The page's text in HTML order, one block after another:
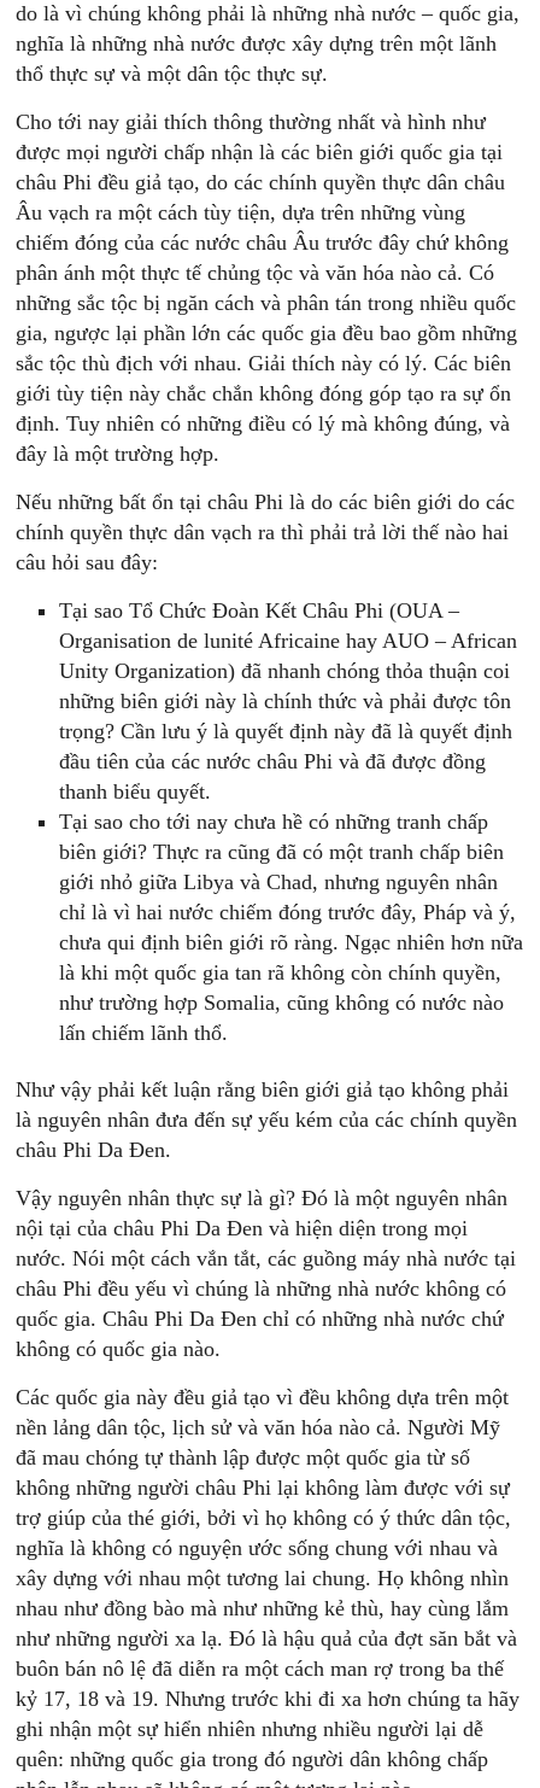
do là vì chúng không phải là những nhà nước – quốc gia,
nghĩa là những nhà nước được xây dựng trên một lãnh
thổ thực sự và một dân tộc thực sự.
Cho tới nay giải thích thông thường nhất và hình như
được mọi người chấp nhận là các biên giới quốc gia tại
châu Phi đều giả tạo, do các chính quyền thực dân châu
Âu vạch ra một cách tùy tiện, dựa trên những vùng
chiếm đóng của các nước châu Âu trước đây chứ không
phân ánh một thực tế chủng tộc và văn hóa nào cả. Có
những sắc tộc bị ngăn cách và phân tán trong nhiều quốc
gia, ngược lại phần lớn các quốc gia đều bao gồm những
sắc tộc thù địch với nhau. Giải thích này có lý. Các biên
giới tùy tiện này chắc chắn không đóng góp tạo ra sự ổn
định. Tuy nhiên có những điều có lý mà không đúng, và
đây là một trường hợp.
Nếu những bất ổn tại châu Phi là do các biên giới do các
chính quyền thực dân vạch ra thì phải trả lời thế nào hai
câu hỏi sau đây:
Tại sao Tổ Chức Đoàn Kết Châu Phi (OUA –
Organisation de lunité Africaine hay AUO – African
Unity Organization) đã nhanh chóng thỏa thuận coi
những biên giới này là chính thức và phải được tôn
trọng? Cần lưu ý là quyết định này đã là quyết định
đầu tiên của các nước châu Phi và đã được đồng
thanh biểu quyết.
Tại sao cho tới nay chưa hề có những tranh chấp
biên giới? Thực ra cũng đã có một tranh chấp biên
giới nhỏ giữa Libya và Chad, nhưng nguyên nhân
chỉ là vì hai nước chiếm đóng trước đây, Pháp và ý,
chưa qui định biên giới rõ ràng. Ngạc nhiên hơn nữa
là khi một quốc gia tan rã không còn chính quyền,
như trường hợp Somalia, cũng không có nước nào
lấn chiếm lãnh thổ.
Như vậy phải kết luận rằng biên giới giả tạo không phải
là nguyên nhân đưa đến sự yếu kém của các chính quyền
châu Phi Da Đen.
Vậy nguyên nhân thực sự là gì? Đó là một nguyên nhân
nội tại của châu Phi Da Đen và hiện diện trong mọi
nước. Nói một cách vắn tắt, các guồng máy nhà nước tại
châu Phi đều yếu vì chúng là những nhà nước không có
quốc gia. Châu Phi Da Đen chỉ có những nhà nước chứ
không có quốc gia nào.
Các quốc gia này đều giả tạo vì đều không dựa trên một
nền lảng dân tộc, lịch sử và văn hóa nào cả. Người Mỹ
đã mau chóng tự thành lập được một quốc gia từ số
không những người châu Phi lại không làm được với sự
trợ giúp của thé giới, bởi vì họ không có ý thức dân tộc,
nghĩa là không có nguyện ước sống chung với nhau và
xây dựng với nhau một tương lai chung. Họ không nhìn
nhau như đồng bào mà như những kẻ thù, hay cùng lắm
như những người xa lạ. Đó là hậu quả của đợt săn bắt và
buôn bán nô lệ đã diễn ra một cách man rợ trong ba thế
kỷ 17, 18 và 19. Nhưng trước khi đi xa hơn chúng ta hãy
ghi nhận một sự hiển nhiên nhưng nhiều người lại dễ
quên: những quốc gia trong đó người dân không chấp